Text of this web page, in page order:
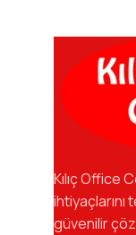
Kılıç Office
ihtiyaçlarını
güvenilir